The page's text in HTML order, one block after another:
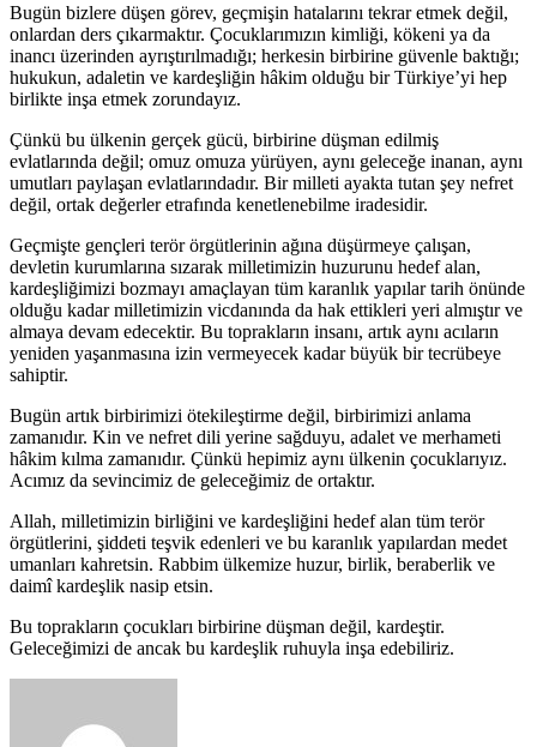
Bugün bizlere düşen görev, geçmişin hatalarını tekrar etmek değil,
onlardan ders çıkarmaktır. Çocuklarımızın kimliği, kökeni ya da
inancı üzerinden ayrıştırılmadığı; herkesin birbirine güvenle baktığı;
hukukun, adaletin ve kardeşliğin hâkim olduğu bir Türkiye’yi hep
birlikte inşa etmek zorundayız.
Çünkü bu ülkenin gerçek gücü, birbirine düşman edilmiş
evlatlarında değil; omuz omuza yürüyen, aynı geleceğe inanan, aynı
umutları paylaşan evlatlarındadır. Bir milleti ayakta tutan şey nefret
değil, ortak değerler etrafında kenetlenebilme iradesidir.
Geçmişte gençleri terör örgütlerinin ağına düşürmeye çalışan,
devletin kurumlarına sızarak milletimizin huzurunu hedef alan,
kardeşliğimizi bozmayı amaçlayan tüm karanlık yapılar tarih önünde
olduğu kadar milletimizin vicdanında da hak ettikleri yeri almıştır ve
almaya devam edecektir. Bu toprakların insanı, artık aynı acıların
yeniden yaşanmasına izin vermeyecek kadar büyük bir tecrübeye
sahiptir.
Bugün artık birbirimizi ötekileştirme değil, birbirimizi anlama
zamanıdır. Kin ve nefret dili yerine sağduyu, adalet ve merhameti
hâkim kılma zamanıdır. Çünkü hepimiz aynı ülkenin çocuklarıyız.
Acımız da sevincimiz de geleceğimiz de ortaktır.
Allah, milletimizin birliğini ve kardeşliğini hedef alan tüm terör
örgütlerini, şiddeti teşvik edenleri ve bu karanlık yapılardan medet
umanları kahretsin. Rabbim ülkemize huzur, birlik, beraberlik ve
daimî kardeşlik nasip etsin.
Bu toprakların çocukları birbirine düşman değil, kardeştir.
Geleceğimizi de ancak bu kardeşlik ruhuyla inşa edebiliriz.